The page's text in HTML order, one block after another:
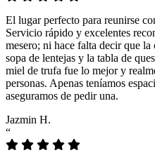
El lugar perfecto para reunirse
Servicio rápido y excelentes
mesero; ni hace falta decir que
sopa de lentejas y la tabla de
miel de trufa fue lo mejor y
personas. Apenas teníamos
aseguramos de pedir una.
Jazmin H.
“